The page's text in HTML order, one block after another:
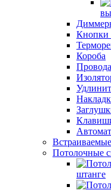
Кнопки
Короба
Провода
Потолочные
штанге